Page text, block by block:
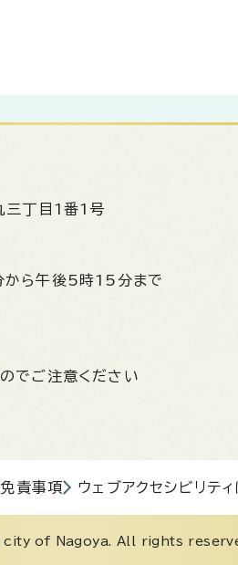
三丁目1番1号
ら午後5時15分まで
でご注意ください
免責事項 ウェブアクセシビリテ
of Nagoya. All rights